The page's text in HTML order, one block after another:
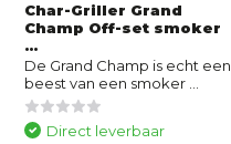
Char-Griller Grand
Champ Off-set smoker
...
De Grand Champ is echt een
beest van een smoker ...
Direct leverbaar